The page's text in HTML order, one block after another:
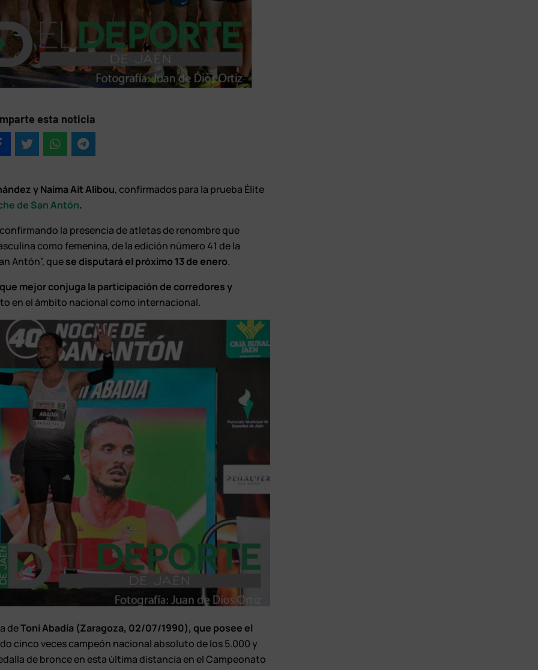
esta noticia
y Naima Ait Alibou, confirmados para la prueba Élite
de San Antón.
la presencia de atletas de renombre que
como femenina, de la edición número 41 de la
Antón”, quese disputará el próximo 13 de enero.
mejor conjuga la participación de corredores y
en el ámbito nacional como internacional.
deToni Abadía (Zaragoza, 02/07/1990), que posee el
cinco veces campeón nacional absoluto de los 5.000 y
de bronce en esta última distancia en el Campeonato